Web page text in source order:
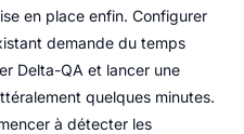
en place enfin. Configurer
demande du temps
Delta-QA et lancer une
quelques minutes.
à détecter les